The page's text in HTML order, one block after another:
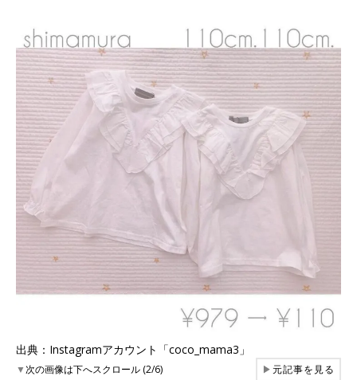
出典：Instagramアカウント「coco_mama3」
▼次の画像は下へスクロール (2/6) ▶元記事を見る